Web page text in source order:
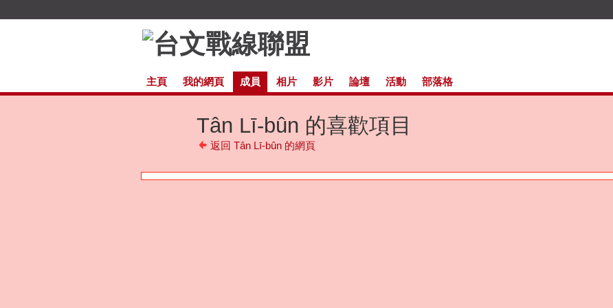
主頁 我的網頁 成員 相片 影片 論壇 活動 部落格
Tân Lī-bûn 的喜歡項目
返回 Tân Lī-bûn 的網頁